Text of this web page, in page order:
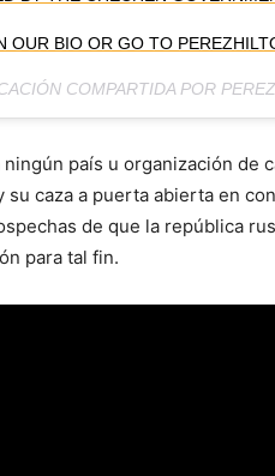
OUR BIO OR GO TO
COMPARTIDA POR
ningún país u organización de
su caza a puerta abierta en
de que la república
para tal fin.